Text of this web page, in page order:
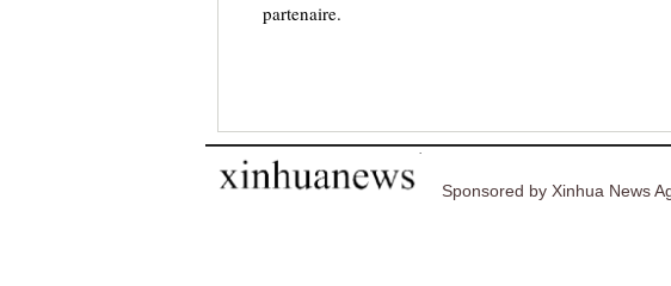
partenaire.
Sponsored by Xinhua News